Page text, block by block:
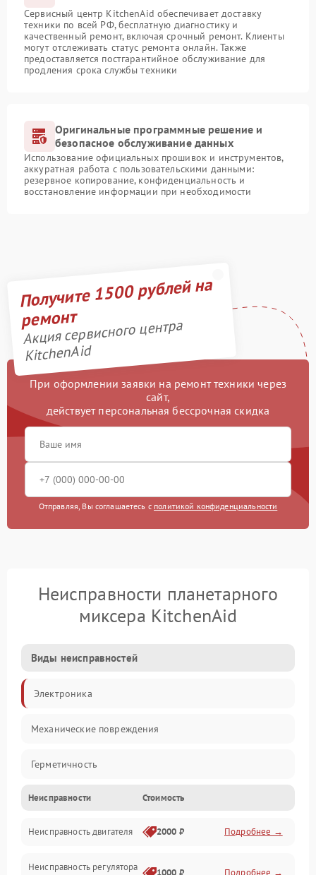
Сервисный центр KitchenAid обеспечивает доставку
техники по всей РФ, бесплатную диагностику и
качественный ремонт, включая срочный ремонт. Клиенты
могут отслеживать статус ремонта онлайн. Также
предоставляется постгарантийное обслуживание для
продления срока службы техники
Оригинальные программные решение и
безопасное обслуживание данных
Использование официальных прошивок и инструментов,
аккуратная работа с пользовательскими данными:
резервное копирование, конфиденциальность и
восстановление информации при необходимости
Получите 1500 рублей на
ремонт
Акция сервисного центра
KitchenAid
При оформлении заявки на ремонт техники через
сайт,
действует персональная бессрочная скидка
Отправляя, Вы соглашаетесь с политикой конфиденциальности
Неисправности планетарного
миксера KitchenAid
Виды неисправностей
Электроника
Механические повреждения
Герметичность
Механика
Электропитание
Привод
Неисправности Стоимость
Неисправность двигателя 2000 ₽ Подробнее →
Неисправность регулятора